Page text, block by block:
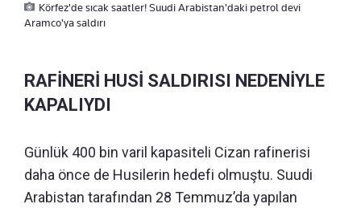
Körfez'de sıcak saatler! Suudi Arabistan'daki petrol devi
Aramco'ya saldırı
RAFİNERİ HUSİ SALDIRISI NEDENİYLE
KAPALIYDI
Günlük 400 bin varil kapasiteli Cizan rafinerisi
daha önce de Husilerin hedefi olmuştu. Suudi
Arabistan tarafından 28 Temmuz’da yapılan